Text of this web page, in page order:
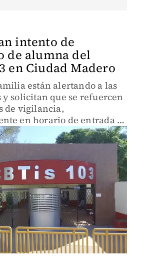
intento de
de alumna del
en Ciudad Madero
están alertando a las
y solicitan que se refuercen
de vigilancia,
en horario de entrada y